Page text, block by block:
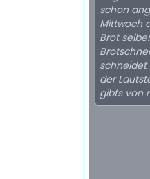
schon angewiesen.
Mittwoch
Brot
schneidet
der